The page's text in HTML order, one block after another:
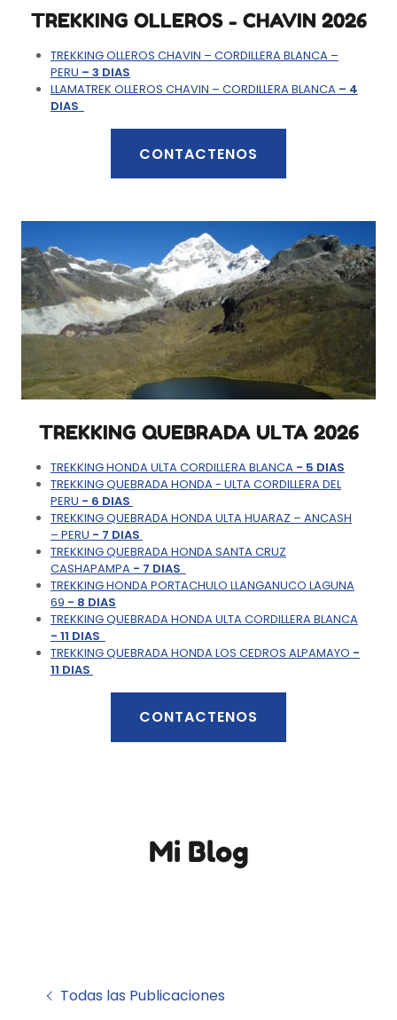
TREKKING OLLEROS - CHAVIN 2026
TREKKING OLLEROS CHAVIN – CORDILLERA BLANCA –
PERU – 3 DIAS
LLAMATREK OLLEROS CHAVIN – CORDILLERA BLANCA – 4
DIAS
CONTACTENOS
TREKKING QUEBRADA ULTA 2026
TREKKING HONDA ULTA CORDILLERA BLANCA - 5 DIAS
TREKKING QUEBRADA HONDA - ULTA CORDILLERA DEL
PERU - 6 DIAS
TREKKING QUEBRADA HONDA ULTA HUARAZ – ANCASH
– PERU - 7 DIAS
TREKKING QUEBRADA HONDA SANTA CRUZ
CASHAPAMPA - 7 DIAS
TREKKING HONDA PORTACHULO LLANGANUCO LAGUNA
69 - 8 DIAS
TREKKING QUEBRADA HONDA ULTA CORDILLERA BLANCA
- 11 DIAS
TREKKING QUEBRADA HONDA LOS CEDROS ALPAMAYO -
11 DIAS
CONTACTENOS
Mi Blog
Todas las Publicaciones